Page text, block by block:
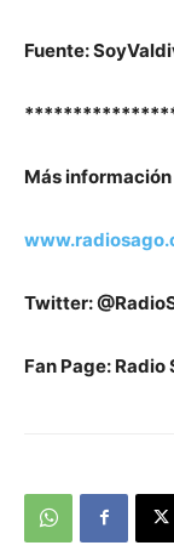
Fuente:
Másinformación
Twitter:
Fan Page: Radio